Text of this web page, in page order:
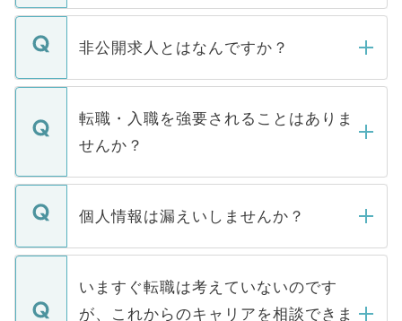
ご登録いただきましたら、弊社担当者がご
登録内容を確認し、その後メールもしくは
ます。通常、5営業日以内にはご連絡をせて
いただきますので、しばらくお待ちくださ
非公開求人とはなんですか？
マイナビDOCTORで取り扱っている求人の
うち約3割は、Webサイトからご覧いただ
けない「非公開求人」です。非公開求人は
下記の理由によって、一般には公開してい
ません。
■応募殺到を避けるため 人気のある医療機
関を公にしてしまうと、応募が殺到する場
に、医療機関が求める条件に合った人材の
みを人材紹介会社に依頼するケースが増え
転職・入職を強要されることはありま
せんか？
転職・入職を強要することは一切ありませ
ん。また、仮に応募先から内定をいただい
定を承諾する必要はありません。内定先へ
の辞退の連絡はキャリアパートナーが行い
個人情報は漏えいしませんか？
個人情報が漏えいすることはありませんの
で、ご安心ください。当サイトからの登録
などで収集したご登録者様の個人情報は、
いますぐ転職は考えていないのです
が、これからのキャリアを相談できま